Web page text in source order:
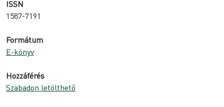
ISSN
1587-7191
Formátum
E-könyv
Hozzáférés
Szabadon letölthető